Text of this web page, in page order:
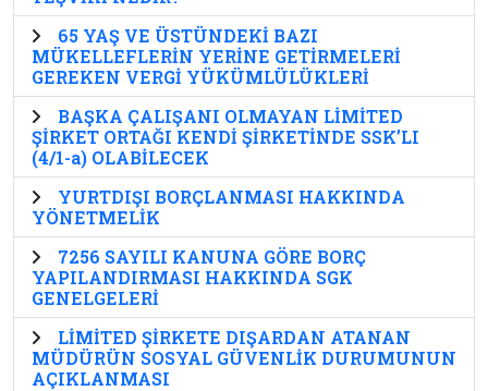
65 YAŞ VE ÜSTÜNDEKİ BAZI
MÜKELLEFLERİN YERİNE GETİRMELERİ
GEREKEN VERGİ YÜKÜMLÜLÜKLERİ
BAŞKA ÇALIŞANI OLMAYAN LİMİTED
ŞİRKET ORTAĞI KENDİ ŞİRKETİNDE SSK’LI
(4/1-a) OLABİLECEK
YURTDIŞI BORÇLANMASI HAKKINDA
YÖNETMELİK
7256 SAYILI KANUNA GÖRE BORÇ
YAPILANDIRMASI HAKKINDA SGK
GENELGELERİ
LİMİTED ŞİRKETE DIŞARDAN ATANAN
MÜDÜRÜN SOSYAL GÜVENLİK DURUMUNUN
AÇIKLANMASI